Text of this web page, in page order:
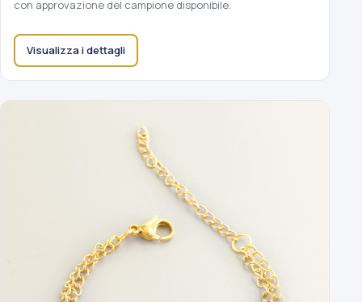
con approvazione del campione disponibile.
Visualizza i dettagli